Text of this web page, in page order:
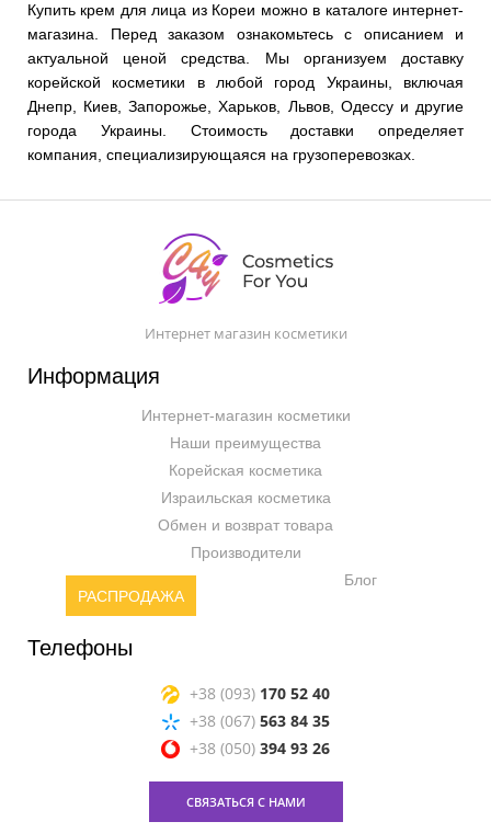
Купить крем для лица из Кореи можно в каталоге интернет-
магазина. Перед заказом ознакомьтесь с описанием и
актуальной ценой средства. Мы организуем доставку
корейской косметики в любой город Украины, включая
Днепр, Киев, Запорожье, Харьков, Львов, Одессу и другие
города Украины. Стоимость доставки определяет
компания, специализирующаяся на грузоперевозках.
Интернет магазин косметики
Информация
Интернет-магазин косметики
Наши преимущества
Корейская косметика
Израильская косметика
Обмен и возврат товара
Производители
РАСПРОДАЖА
Блог
Телефоны
+38 (093) 170 52 40
+38 (067) 563 84 35
+38 (050) 394 93 26
СВЯЗАТЬСЯ С НАМИ